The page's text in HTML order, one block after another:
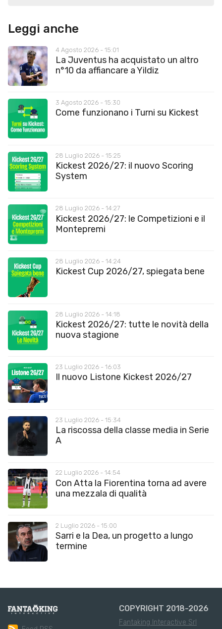
Leggi anche
4 Agosto 2026 - 15:01
La Juventus ha acquistato un altro
n°10 da affiancare a Yildiz
3 Agosto 2026 - 15:30
Come funzionano i Turni su Kickest
28 Luglio 2026 - 15:25
Kickest 2026/27: il nuovo Scoring
System
28 Luglio 2026 - 14:27
Kickest 2026/27: le Competizioni e il
Montepremi
28 Luglio 2026 - 14:24
Kickest Cup 2026/27, spiegata bene
28 Luglio 2026 - 14:18
Kickest 2026/27: tutte le novità della
nuova stagione
23 Luglio 2026 - 16:03
Il nuovo Listone Kickest 2026/27
23 Luglio 2026 - 15:34
La riscossa della classe media in Serie
A
22 Luglio 2026 - 14:54
Con Atta la Fiorentina torna ad avere
una mezzala di qualità
2 Luglio 2026 - 15:00
Sarri e la Dea, un progetto a lungo
termine
COPYRIGHT 2018-2026
Fantaking Interactive Srl